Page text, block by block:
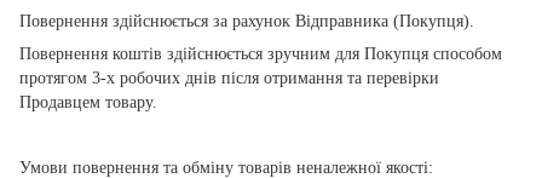
Повернення здійснюється за рахунок Відправника (Покупця).
Повернення коштів здійснюється зручним для Покупця способом
протягом 3-х робочих днів після отримання та перевірки
Продавцем товару.
Умови повернення та обміну товарів неналежної якості: